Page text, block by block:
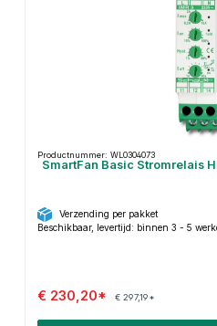
Productnummer: WL0304073
SmartFan Basic Stromrelais
Verzending per pakket
Beschikbaar, levertijd: binnen 3 - 5
€ 230,20* € 297,19*